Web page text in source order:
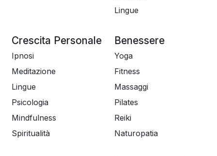
Lingue
Crescita Personale
Ipnosi
Meditazione
Lingue
Psicologia
Mindfulness
Spiritualità
Benessere
Yoga
Fitness
Massaggi
Pilates
Reiki
Naturopatia